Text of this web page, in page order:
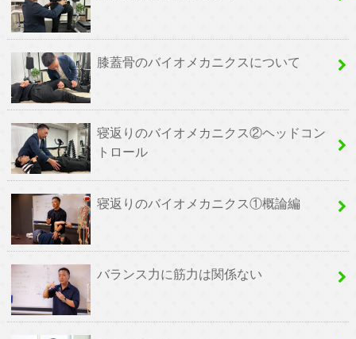
膝蓋骨のバイオメカニクスについて
寝返りのバイオメカニクス②ヘッドコン
トロール
寝返りのバイオメカニクス①概論編
バランス力に筋力は関係ない